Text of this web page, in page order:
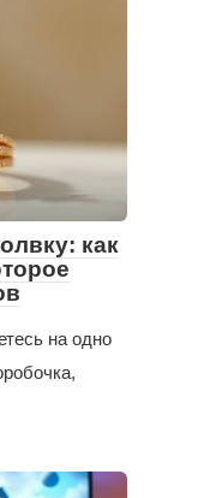
как
на одно